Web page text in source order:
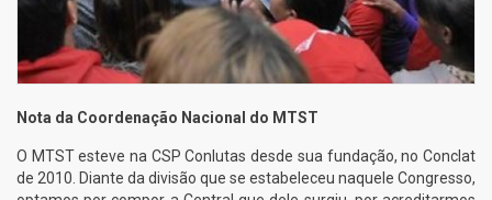
Nota da Coordenação Nacional do MTST
O MTST esteve na CSP Conlutas desde sua fundação, no Conclat
de 2010. Diante da divisão que se estabeleceu naquele Congresso,